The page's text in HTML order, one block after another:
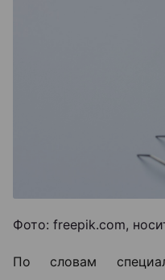
Фото: freepik.com,
По словам